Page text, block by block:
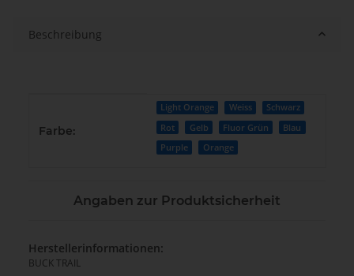
Beschreibung
Farbe:
Light Orange Weiss
Schwarz
Rot
Gelb Fluor Grün
Blau
Purple
Orange
Angaben zur Produktsicherheit
Herstellerinformationen:
BUCK TRAIL